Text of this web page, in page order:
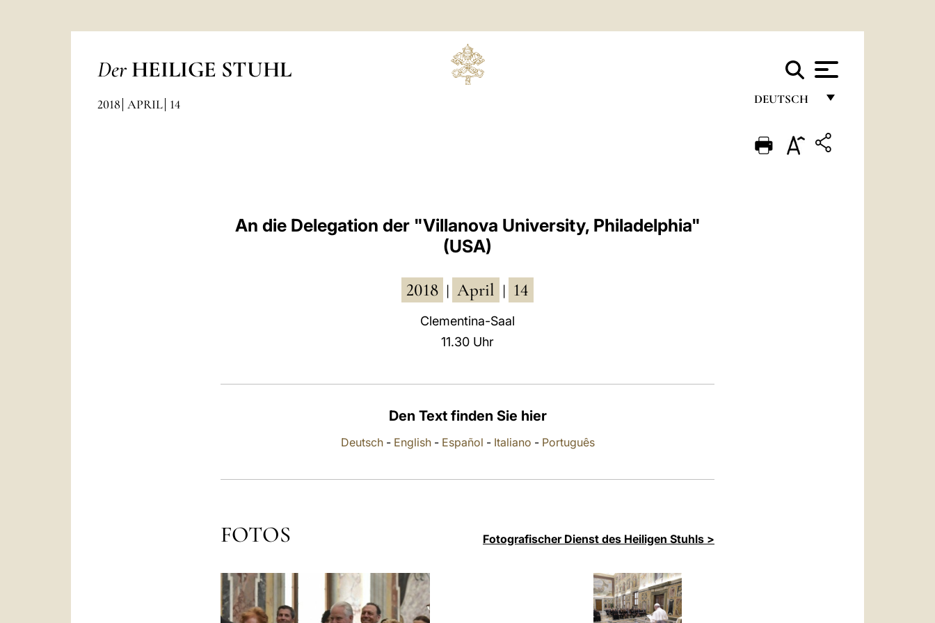
Der HEILIGE STUHL
DEUTSCH
ENGLISH
2018 APRIL 14
An die Delegation der "Villanova University, Philadelphia"
(USA)
2018 April 14
Clementina-Saal
11.30 Uhr
Den Text finden Sie hier
Deutsch- English- Español - Italiano - Português
FOTOS Fotografischer Dienst des Heiligen Stuhls >